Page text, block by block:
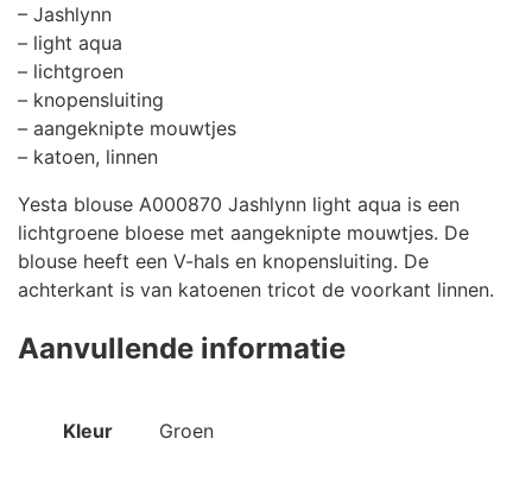
– Jashlynn
– light aqua
– lichtgroen
– knopensluiting
– aangeknipte mouwtjes
– katoen, linnen
Yesta blouse A000870 Jashlynn light aqua is een
lichtgroene bloese met aangeknipte mouwtjes. De
blouse heeft een V-hals en knopensluiting. De
achterkant is van katoenen tricot de voorkant linnen.
Aanvullende informatie
Kleur Groen